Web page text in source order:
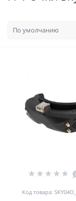
Код товара: